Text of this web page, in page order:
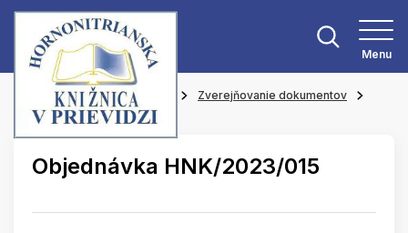
Menu
Hlavná stránka O knižnici
Zverejňovanie dokumentov
Objednávky
Objednávka HNK/2023/015